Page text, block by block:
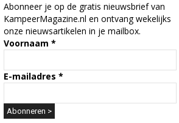
Abonneer je op de gratis nieuwsbrief van
KampeerMagazine.nl en ontvang wekelijks
onze nieuwsartikelen in je mailbox.
Voornaam *
E-mailadres *